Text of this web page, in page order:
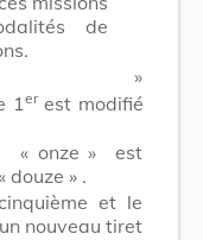
de
​ »
1 erest modifié
« onze »
est
douze » .
et le
nouveau tiret